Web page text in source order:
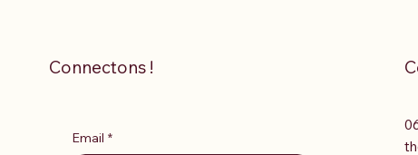
Connectons !
Email *